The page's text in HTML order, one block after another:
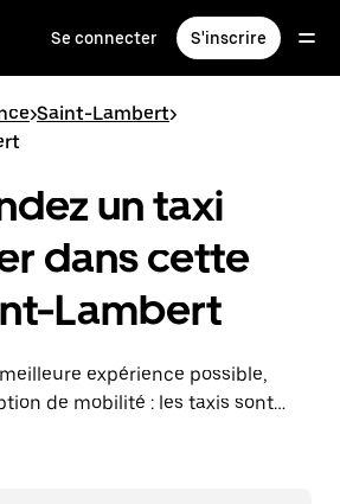
Se connecter S'inscrire
>Saint-Lambert>
un taxi
dans cette
Lambert
expérience possible,
de mobilité : les taxis sont
dans l'application. Uber Taxi :